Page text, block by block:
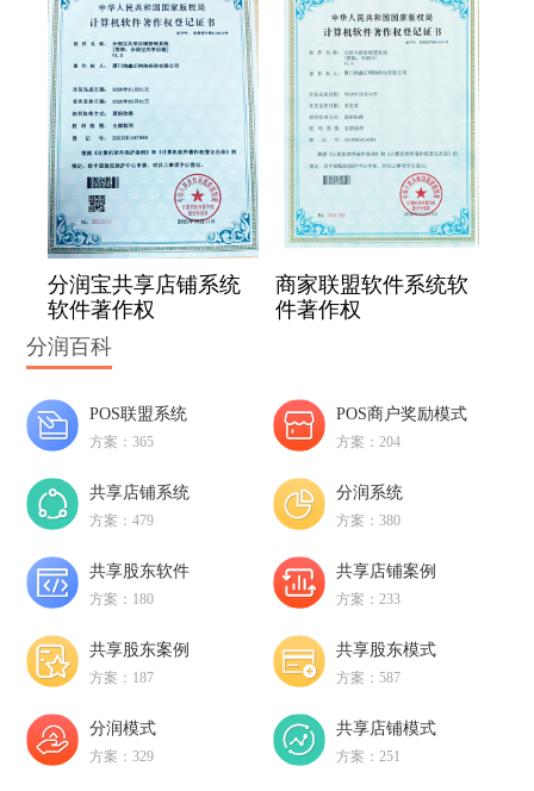
分润宝共享店铺系统
软件著作权
商家联盟软件系统软
件著作权
分润百科
POS联盟系统
方案：365
POS商户奖励模式
方案：204
共享店铺系统
方案：479
分润系统
方案：380
共享股东软件
方案：180
共享店铺案例
方案：233
共享股东案例
方案：187
共享股东模式
方案：587
分润模式
方案：329
共享店铺模式
方案：251